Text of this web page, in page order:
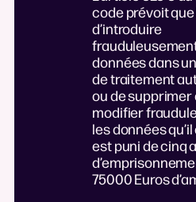
code prévoit
d’introduire
données dans
de traitement
ou de supprimer
modifier
les données
est puni de cinq
75000 Euros